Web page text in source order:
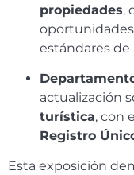
propiedades,
oportunidades
estándares
actualización
turística, con
Registro
Esta exposición